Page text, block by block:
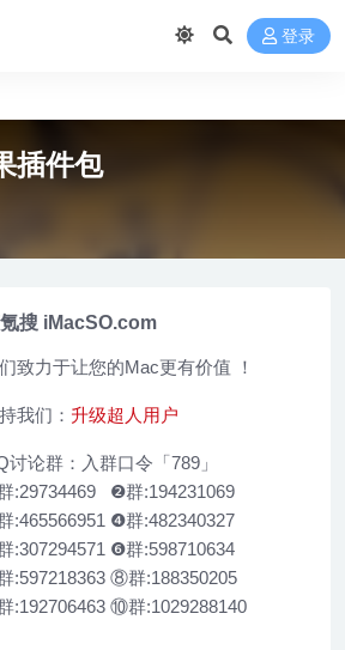
登录
插件包
搜 iMacSO.com
致力于让您的Mac更有价值 ！
我们： 升级超人用户
讨论群：入群口令「789」
:29734469 ❷群:194231069
:465566951 ❹群:482340327
:307294571 ❻群:598710634
:597218363 ⑧群:188350205
:192706463 ⑩群:1029288140